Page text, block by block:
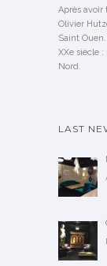
Après avoir
Olivier
Saint
XXe siècle
Nord.
LAST